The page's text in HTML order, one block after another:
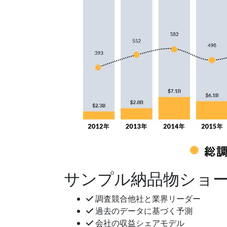
サンプル納品物ショ
調査競合他社と業界リーダー
過去のデータに基づく予測
会社の収益シェアモデル